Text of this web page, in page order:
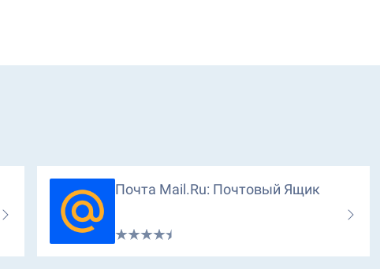
Почта Mail.ru: Почтовый Ящик